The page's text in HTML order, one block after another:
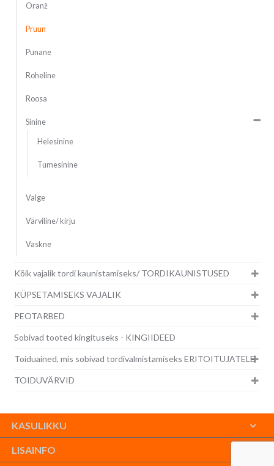
Oranž
Pruun
Punane
Roheline
Roosa
Sinine
Helesinine
Tumesinine
Valge
Värviline/ kirju
Vaskne
Kõik vajalik tordi kaunistamiseks/ TORDIKAUNISTUSED
KÜPSETAMISEKS VAJALIK
PEOTARBED
Sobivad tooted kingituseks - KINGIIDEED
Toiduained, mis sobivad tordivalmistamiseks ERITOITUJATELE
TOIDUVÄRVID
KASULIKKU
LISAINFO